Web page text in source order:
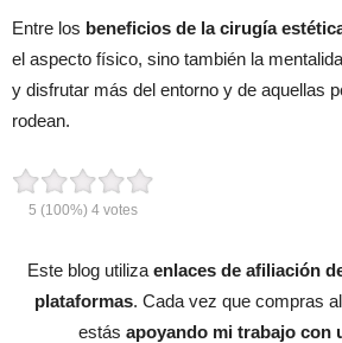
Entre los beneficios de la cirugía
el aspecto físico, sino también la
y disfrutar más del entorno y de aquellas
rodean.
5 (100%) 4 votes
Este blog utiliza enlaces de afiliación
plataformas. Cada vez que compras
estás apoyando mi trabajo con